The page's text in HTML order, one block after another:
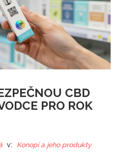
CBD
PRO ROK
v:
Konopí a jeho produkty